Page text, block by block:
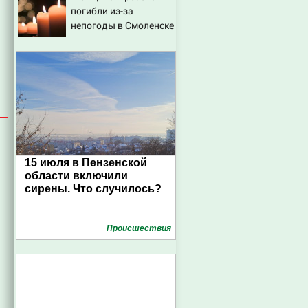
склады Wildberries,
состояние
погибли из-за
непогоды в Смоленске
15 июля в Пензенской
области включили
сирены. Что случилось?
Проиcшествия